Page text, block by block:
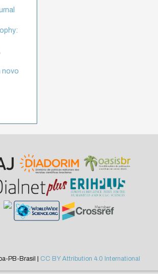
novo
PB-Brasil | CC BY Attribution 4.0 International